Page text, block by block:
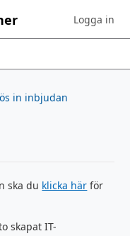
Sign in to
Logga in
in inbjudan
ska du klicka här för
skapat IT-